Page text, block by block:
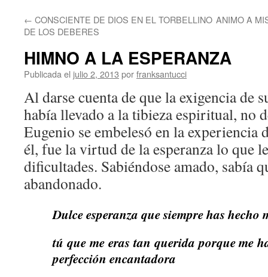
← CONSCIENTE DE DIOS EN EL TORBELLINO
DE LOS DEBERES
ANIMO A
HIMNO A LA ESPERANZA
Publicada el julio 2, 2013 porfranksantucci
Al darse cuenta de que la exigencia de
había llevado a la tibieza espiritual, no
Eugenio se embelesó en la experiencia
él, fue la virtud de la esperanza lo que
dificultades. Sabiéndose amado, sabía
abandonado.
Dulce esperanza que siempre has hecho
tú que me eras tan querida porque me
perfección encantadora